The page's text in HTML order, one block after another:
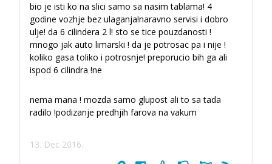
bio je isti ko na slici samo sa nasim tablama! 4
godine vozhje bez ulaganja!naravno servisi i dobro
ulje! da 6 cilindera 2 l! sto se tice pouzdanosti !
mnogo jak auto limarski ! da je potrosac pa i nije !
koliko gasa toliko i potrosnje! preporucio bih ga ali
ispod 6 cilindra !ne
nema mana ! mozda samo glupost ali to sa tada
radilo !podizanje predhjih farova na vakum
13. Dec 2016.